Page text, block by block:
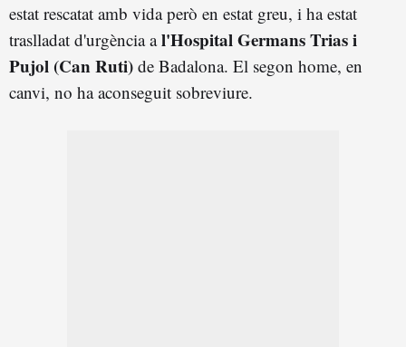
estat rescatat amb vida però en estat greu, i ha estat
traslladat d'urgència al'Hospital Germans Trias i
Pujol (Can Ruti) de Badalona. El segon home, en
canvi, no ha aconseguit sobreviure.